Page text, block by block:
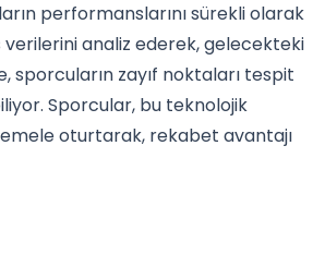
performanslarını sürekli olarak
analiz ederek, gelecekteki
zayıf noktaları tespit
Sporcular, bu teknolojik
oturtarak, rekabet avantajı